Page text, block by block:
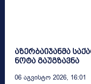
აზერბაიჯანმა
ნოტა გაუგზავნა
06 Აგვისტო 2026, 16:01